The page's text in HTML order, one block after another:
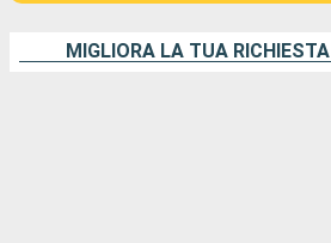
MIGLIORA LA TUA RICHIESTA